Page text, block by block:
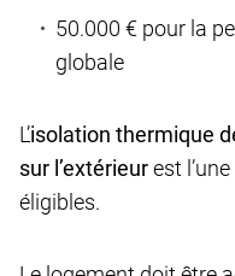
50.000 € pour la
globale
L’isolation thermique
sur l’extérieurest
éligibles.